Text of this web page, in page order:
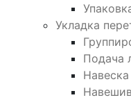
Укладка
Подача